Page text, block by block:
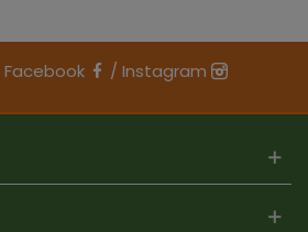
Facebook / Instagram